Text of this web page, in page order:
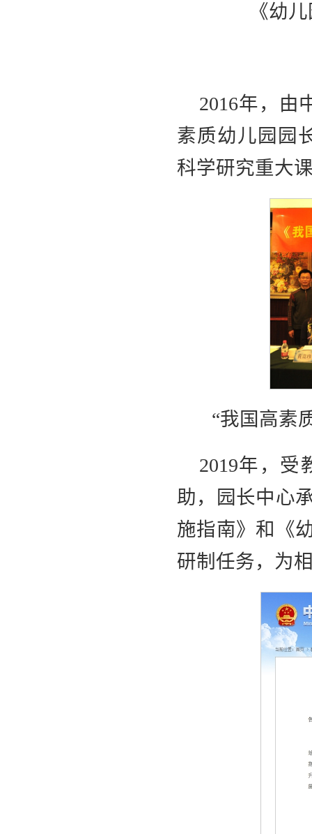
《幼
2016年，由
素质幼儿园园
科学研究重大
“我国高素
2019年，受
助，园长中心
施指南》和《
研制任务，为